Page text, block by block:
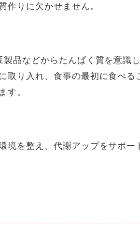
作りに欠かせません。
品などからたんぱく質を意識
取り入れ、食事の最初に食べる
す。
境を整え、代謝アップをサポー